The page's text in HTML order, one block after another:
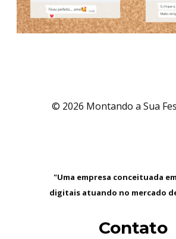
© 2026 Montando a Sua
"Uma empresa conceituada
digitais atuando no mercado
Contato